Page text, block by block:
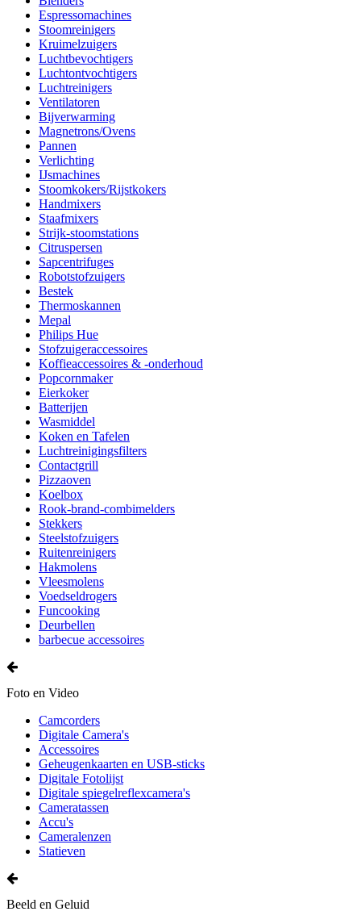
Espressomachines
Stoomreinigers
Kruimelzuigers
Luchtbevochtigers
Luchtontvochtigers
Luchtreinigers
Ventilatoren
Bijverwarming
Magnetrons/Ovens
Pannen
Verlichting
IJsmachines
Stoomkokers/Rijstkokers
Handmixers
Staafmixers
Strijk-stoomstations
Citruspersen
Sapcentrifuges
Robotstofzuigers
Bestek
Thermoskannen
Mepal
Philips Hue
Stofzuigeraccessoires
Koffieaccessoires & -onderhoud
Popcornmaker
Eierkoker
Batterijen
Wasmiddel
Koken en Tafelen
Luchtreinigingsfilters
Contactgrill
Pizzaoven
Koelbox
Rook-brand-combimelders
Stekkers
Steelstofzuigers
Ruitenreinigers
Hakmolens
Vleesmolens
Voedseldrogers
Funcooking
Deurbellen
barbecue accessoires
Foto en Video
Camcorders
Digitale Camera's
Accessoires
Geheugenkaarten en USB-sticks
Digitale Fotolijst
Digitale spiegelreflexcamera's
Cameratassen
Accu's
Cameralenzen
Statieven
Beeld en Geluid